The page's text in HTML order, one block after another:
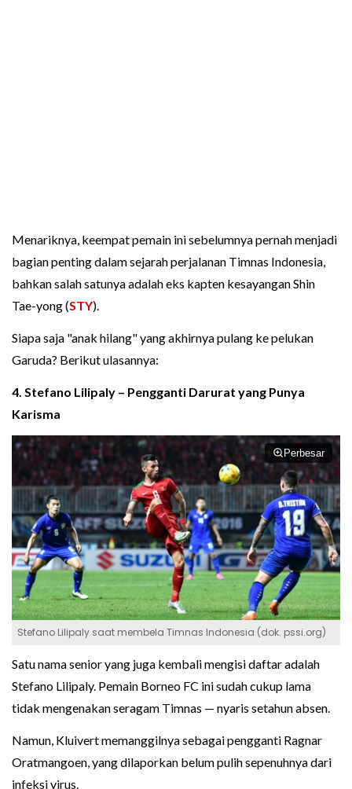
Menariknya, keempat pemain ini sebelumnya pernah menjadi
bagian penting dalam sejarah perjalanan Timnas Indonesia,
bahkan salah satunya adalah eks kapten kesayangan Shin
Tae-yong (STY).
Siapa saja "anak hilang" yang akhirnya pulang ke pelukan
Garuda? Berikut ulasannya:
4. Stefano Lilipaly – Pengganti Darurat yang Punya
Karisma
Perbesar
Stefano Lilipaly saat membela Timnas Indonesia (dok. pssi.org)
Satu nama senior yang juga kembali mengisi daftar adalah
Stefano Lilipaly. Pemain Borneo FC ini sudah cukup lama
tidak mengenakan seragam Timnas — nyaris setahun absen.
Namun, Kluivert memanggilnya sebagai pengganti Ragnar
Oratmangoen, yang dilaporkan belum pulih sepenuhnya dari
infeksi virus.